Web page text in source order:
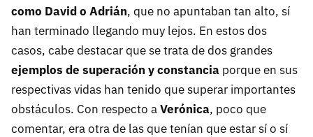
como David o Adrián, que no apuntaban tan alto, sí
han terminado llegando muy lejos. En estos dos
casos, cabe destacar que se trata de dos grandes
ejemplos de superación y constancia porque en sus
respectivas vidas han tenido que superar importantes
obstáculos. Con respecto aVerónica, poco que
comentar, era otra de las que tenían que estar sí o sí